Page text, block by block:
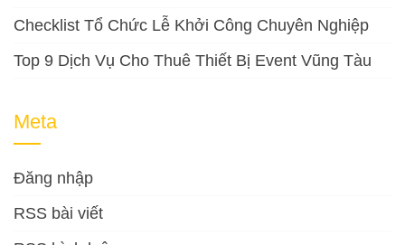
Checklist Tổ Chức Lễ Khởi Công Chuyên Nghiệp
Top 9 Dịch Vụ Cho Thuê Thiết Bị Event Vũng Tàu
Meta
Đăng nhập
RSS bài viết